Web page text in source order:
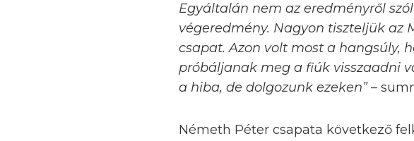
Egyáltalán nem az eredményről
végeredmény. Nagyon tiszteljük az
csapat. Azon volt most a hangsúly,
próbáljanak meg a fiúk visszaadni
a hiba, de dolgozunk ezeken”–
Németh Péter csapata következő